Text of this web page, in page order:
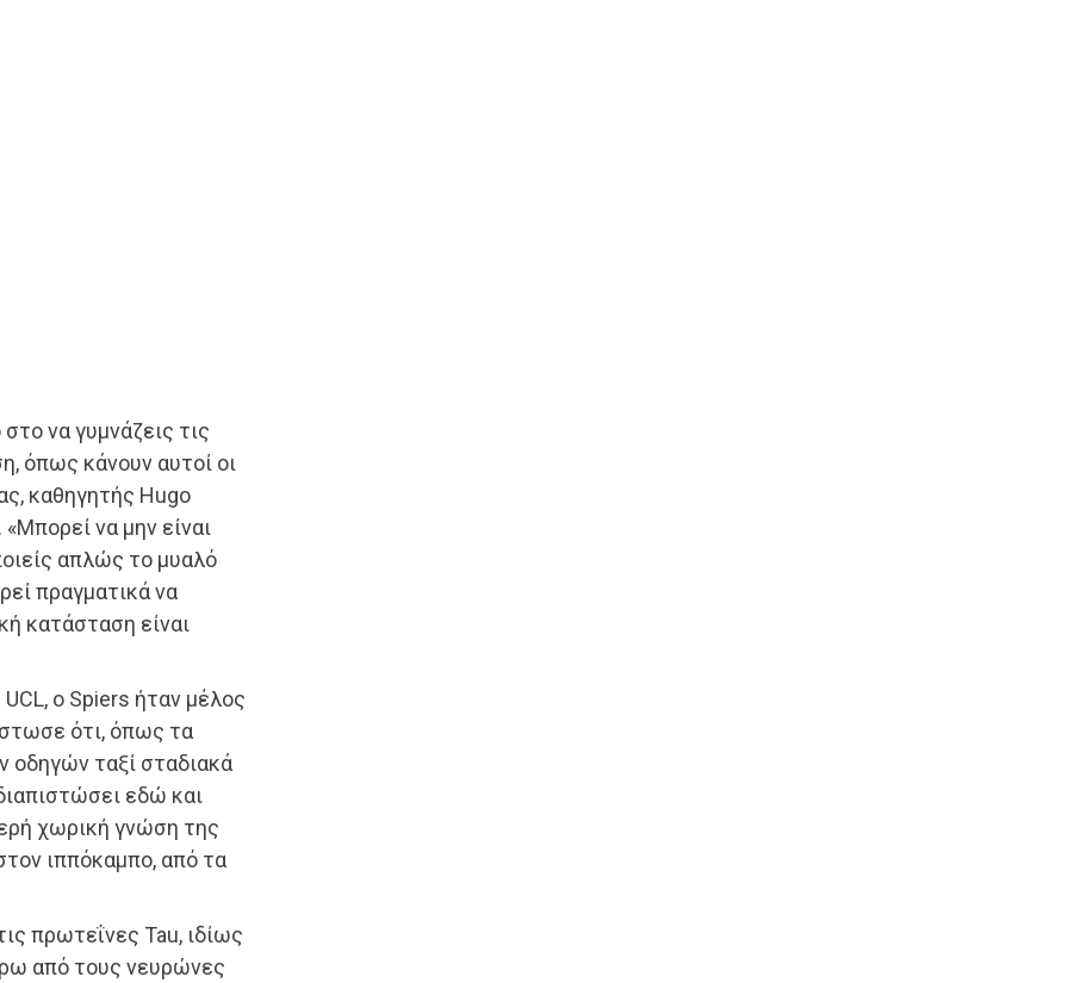
να γυμνάζεις τις
όπως κάνουν αυτοί οι
καθηγητής Hugo
να μην είναι
απλώς το μυαλό
πραγματικά να
κατάσταση είναι
ο Spiers ήταν μέλος
ότι, όπως τα
οδηγών ταξί σταδιακά
εδώ και
χωρική γνώση της
ιππόκαμπο, από τα
πρωτεΐνες Tau, ιδίως
από τους νευρώνες